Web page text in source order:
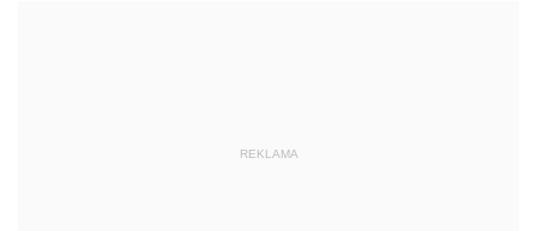
REKLAMA